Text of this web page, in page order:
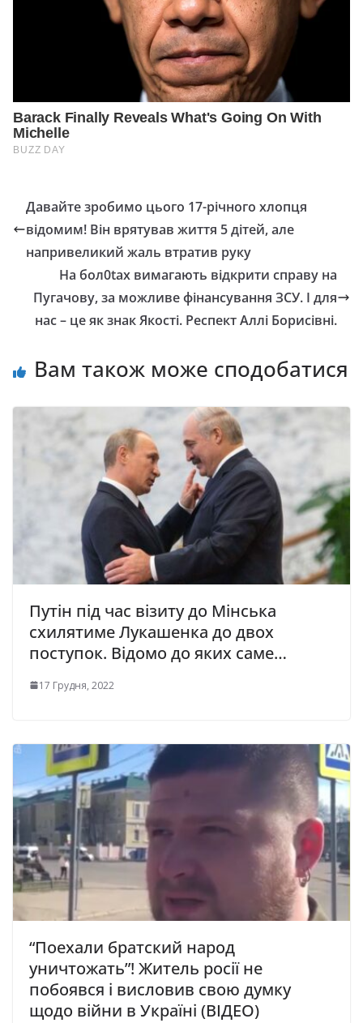
Давайте зробимо цього 17-річного хлопця
відомим! Він врятував життя 5 дітей, але
напривеликий жаль втратив руку
На бол0tах вимагають відкрити справу на
Пугачову, за можливе фінансування ЗСУ. І для
нас – це як знак Якості. Респект Аллі Борисівні.
Вам також може сподобатися
Путін під час візиту до Мінська
схилятиме Лукашенка до двох
поступок. Відомо до яких саме…
17 Грудня, 2022
“Поехали братский народ
уничтожать”! Житель росії не
побоявся і висловив свою думку
щодо війни в Україні (ВІДЕО)